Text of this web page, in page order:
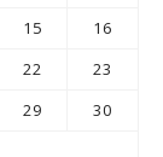
15
16
22
23
29
30